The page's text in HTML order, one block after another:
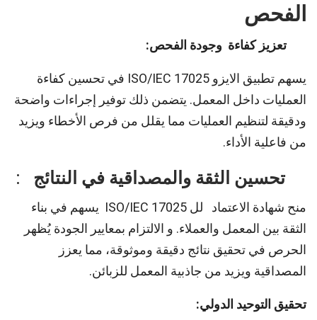
الفحص
تعزيز كفاءة وجودة الفحص:
يسهم تطبيق الايزو ISO/IEC 17025 في تحسين كفاءة
العمليات داخل المعمل. يتضمن ذلك توفير إجراءات واضحة
ودقيقة لتنظيم العمليات مما يقلل من فرص الأخطاء ويزيد
من فاعلية الأداء.
تحسين الثقة والمصداقية في النتائج :
منح شهادة الاعتماد لل ISO/IEC 17025 يسهم في بناء
الثقة بين المعمل والعملاء. و الالتزام بمعايير الجودة يُظهر
الحرص في تحقيق نتائج دقيقة وموثوقة، مما يعزز
المصداقية ويزيد من جاذبية المعمل للزبائن.
تحقيق التوحيد الدولي: